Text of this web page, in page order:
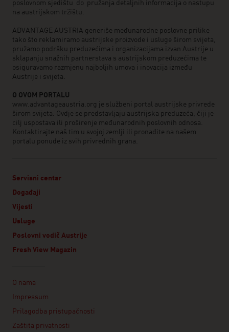
poslovnom sjedištu do pružanja detaljnih informacija o nastupu
na austrijskom tržištu.
ADVANTAGE AUSTRIA generiše međunarodne poslovne prilike
tako što reklamiramo austrijske proizvode i usluge širom svijeta,
pružamo podršku preduzećima i organizacijama izvan Austrije u
sklapanju snažnih partnerstava s austrijskom preduzećima te
osiguravamo razmjenu najboljih umova i inovacija između
Austrije i svijeta.
O OVOM PORTALU
www.advantageaustria.org je službeni portal austrijske privrede
širom svijeta. Ovdje se predstavljaju austrijska preduzeća, čiji je
cilj uspostava ili proširenje međunarodnih poslovnih odnosa.
Kontaktirajte naš tim u svojoj zemlji ili pronađite na našem
portalu ponude iz svih privrednih grana.
Servisni centar
Događaji
Vijesti
Usluge
Poslovni vodič Austrije
Fresh View Magazin
O nama
Impressum
Prilagodba pristupačnosti
Zaštita privatnosti